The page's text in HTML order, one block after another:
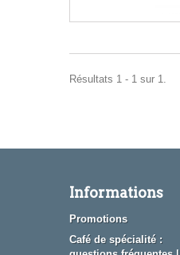
Résultats 1 - 1 sur 1.
Informations
Promotions
Café de spécialité :